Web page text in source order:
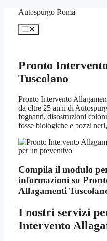
contenuto
Autospurgo Roma
Menu
Pronto
Tuscolano
Pronto Intervento
da oltre 25 anni di
fognanti, disostruzioni
fosse biologiche e pozzi
Compila il modulo
informazioni su
Allagamenti
I nostri servizi
Intervento